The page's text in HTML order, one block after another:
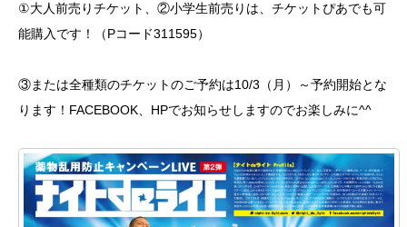
①大人前売りチケット、②小学生前売りは、チケットぴあでも可
能購入です！（Pコード311595）
③または全種類のチケットのご予約は10/3（月）～予約開始とな
ります！FACEBOOK、HPでお知らせしますのでお楽しみに^^